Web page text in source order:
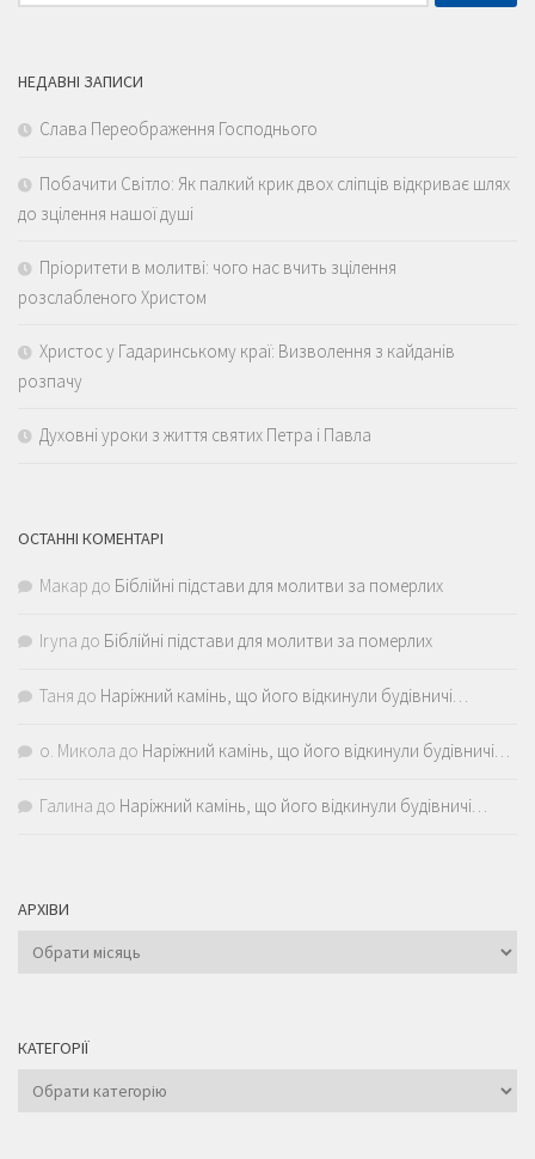
НЕДАВНІ ЗАПИСИ
Слава Переображення Господнього
Побачити Світло: Як палкий крик двох сліпців відкриває шлях
до зцілення нашої душі
Пріоритети в молитві: чого нас вчить зцілення
розслабленого Христом
Христос у Гадаринському краї: Визволення з кайданів
розпачу
Духовні уроки з життя святих Петра і Павла
ОСТАННІ КОМЕНТАРІ
Макар до Біблійні підстави для молитви за померлих
Iryna до Біблійні підстави для молитви за померлих
Таня до Наріжний камінь, що його відкинули будівничі…
о. Микола до Наріжний камінь, що його відкинули будівничі…
Галина до Наріжний камінь, що його відкинули будівничі…
АРХІВИ
Архіви
КАТЕГОРІЇ
Категорії